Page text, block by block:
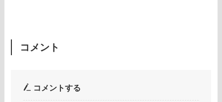
コメント
コメントする